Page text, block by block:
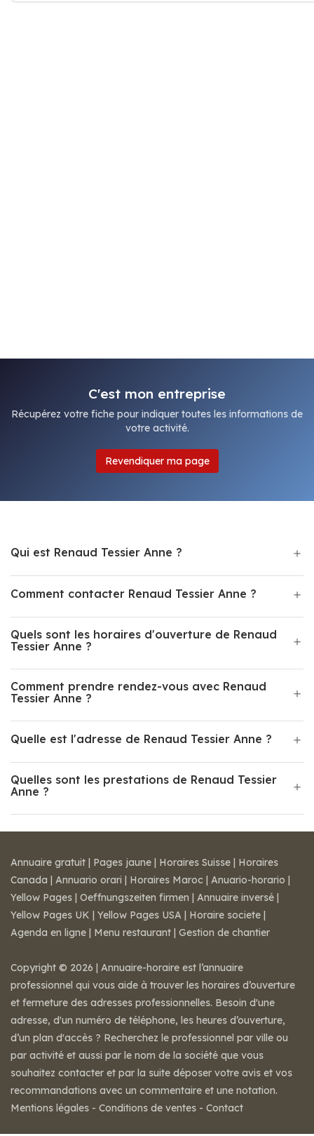
C'est mon entreprise
Récupérez votre fiche pour indiquer toutes les informations de
votre activité.
Revendiquer ma page
Qui est Renaud Tessier Anne ?
Comment contacter Renaud Tessier Anne ?
Quels sont les horaires d'ouverture de Renaud
Tessier Anne ?
Comment prendre rendez-vous avec Renaud
Tessier Anne ?
Quelle est l'adresse de Renaud Tessier Anne ?
Quelles sont les prestations de Renaud Tessier
Anne ?
Annuaire gratuit | Pages jaune | Horaires Suisse | Horaires
Canada | Annuario orari | Horaires Maroc | Anuario-horario |
Yellow Pages | Oeffnungszeiten firmen | Annuaire inversé |
Yellow Pages UK | Yellow Pages USA | Horaire societe |
Agenda en ligne | Menu restaurant | Gestion de chantier
Copyright © 2026 | Annuaire-horaire est l’annuaire
professionnel qui vous aide à trouver les horaires d’ouverture
et fermeture des adresses professionnelles. Besoin d'une
adresse, d'un numéro de téléphone, les heures d’ouverture,
d’un plan d'accès ? Recherchez le professionnel par ville ou
par activité et aussi par le nom de la société que vous
souhaitez contacter et par la suite déposer votre avis et vos
recommandations avec un commentaire et une notation.
Mentions légales - Conditions de ventes - Contact